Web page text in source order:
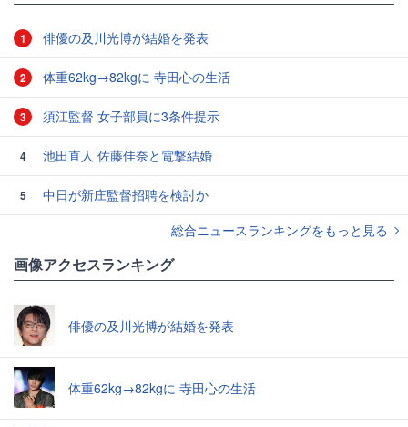
1 俳優の及川光博が結婚を発表
2 体重62kg→82kgに 寺田心の生活
3 須江監督 女子部員に3条件提示
4 池田直人 佐藤佳奈と電撃結婚
5
中日が新庄監督招聘を検討か
総合ニュースランキングをもっと見る
画像アクセスランキング
俳優の及川光博が結婚を発表
体重62kg→82kgに 寺田心の生活